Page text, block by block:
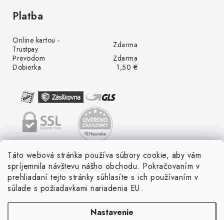
Táto webová stránka používa súbory cookie, aby vám
spríjemnila návštevu nášho obchodu. Pokračovaním v
prehliadaní tejto stránky súhlasíte s ich používaním v
súlade s požiadavkami nariadenia EU.
Nastavenie
Platba
Online kartou -
Trustpay
Zdarma
Prevodom
Zdarma
Dobierka
1,50 €